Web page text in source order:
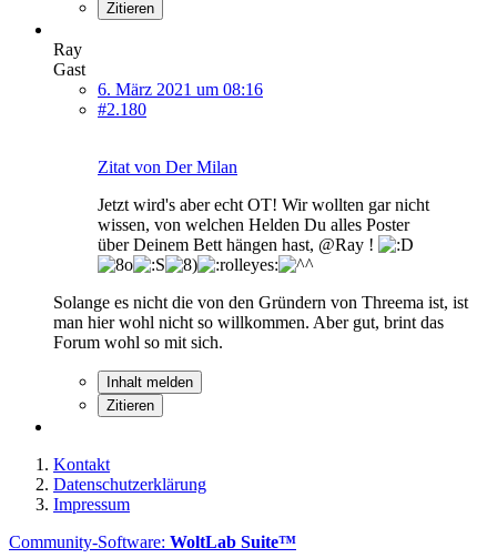
Zitieren
Ray
Gast
6. März 2021 um 08:16
#2.180
Zitat von Der Milan
Jetzt wird's aber echt OT! Wir wollten gar nicht
wissen, von welchen Helden Du alles Poster
über Deinem Bett hängen hast, @Ray !
Solange es nicht die von den Gründern von Threema ist, ist
man hier wohl nicht so willkommen. Aber gut, brint das
Forum wohl so mit sich.
Inhalt melden
Zitieren
Kontakt
Datenschutzerklärung
Impressum
Community-Software: WoltLab Suite™